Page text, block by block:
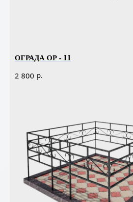
ОГРАДА ОР - 11
2 800 р.